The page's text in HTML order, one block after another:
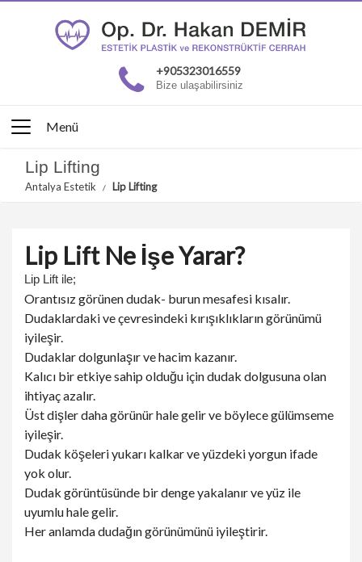
+905323016559
Bize ulaşabilirsiniz
Menü
Lip Lifting
Antalya Estetik Lip Lifting
Lip Lift Ne İşe Yarar?
Lip Lift ile;
Orantısız görünen dudak- burun mesafesi kısalır.
Dudaklardaki ve çevresindeki kırışıklıkların görünümü
iyileşir.
Dudaklar dolgunlaşır ve hacim kazanır.
Kalıcı bir etkiye sahip olduğu için dudak dolgusuna olan
ihtiyaç azalır.
Üst dişler daha görünür hale gelir ve böylece gülümseme
iyileşir.
Dudak köşeleri yukarı kalkar ve yüzdeki yorgun ifade
yok olur.
Dudak görüntüsünde bir denge yakalanır ve yüz ile
uyumlu hale gelir.
Her anlamda dudağın görünümünü iyileştirir.